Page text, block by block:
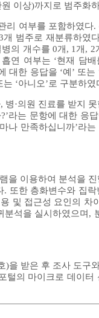
이상)까지로 범주화
여부를 포함하였다
개 범주로 재분류하
의 개수를 0개, 1개,
연 여부는 ‘현재 담
대한 응답을 ‘예’ 또
‘아니오’로 구분하였
·의원 진료를 받지
라는 문항에 대한 응
만족하십니까’라는
을 이용하여 분석을
또한 층화변수와 집
및 접근성 요인의 차
석을 실시하였으며,
을 받은 후 조사 도구
털의 마이크로 데이